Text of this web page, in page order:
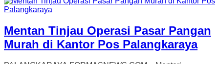
Mentan Tinjau Operasi Pasar Pangan
Murah di Kantor Pos Palangkaraya